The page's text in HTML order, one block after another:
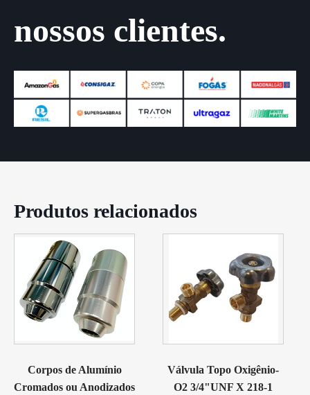
nossos clientes.
Produtos relacionados
Corpos de Alumínio
Cromados ou Anodizados
Válvula Topo Oxigênio-
O2 3/4"UNF X 218-1